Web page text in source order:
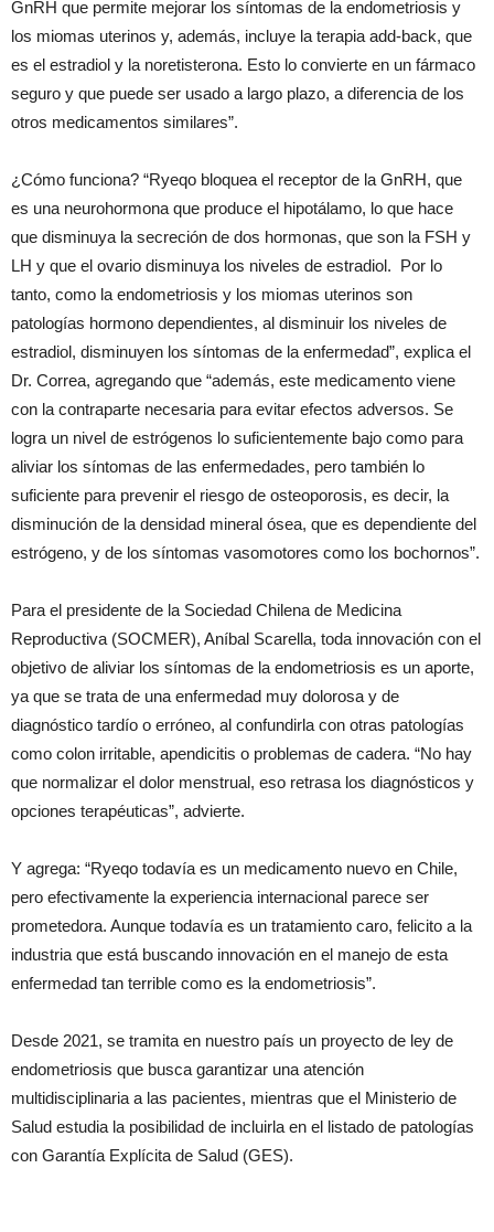
GnRH que permite mejorar los síntomas de la endometriosis y
los miomas uterinos y, además, incluye la terapia add-back, que
es el estradiol y la noretisterona. Esto lo convierte en un fármaco
seguro y que puede ser usado a largo plazo, a diferencia de los
otros medicamentos similares”.
¿Cómo funciona? “Ryeqo bloquea el receptor de la GnRH, que
es una neurohormona que produce el hipotálamo, lo que hace
que disminuya la secreción de dos hormonas, que son la FSH y
LH y que el ovario disminuya los niveles de estradiol. Por lo
tanto, como la endometriosis y los miomas uterinos son
patologías hormono dependientes, al disminuir los niveles de
estradiol, disminuyen los síntomas de la enfermedad”, explica el
Dr. Correa, agregando que “además, este medicamento viene
con la contraparte necesaria para evitar efectos adversos. Se
logra un nivel de estrógenos lo suficientemente bajo como para
aliviar los síntomas de las enfermedades, pero también lo
suficiente para prevenir el riesgo de osteoporosis, es decir, la
disminución de la densidad mineral ósea, que es dependiente del
estrógeno, y de los síntomas vasomotores como los bochornos”.
Para el presidente de la Sociedad Chilena de Medicina
Reproductiva (SOCMER), Aníbal Scarella, toda innovación con el
objetivo de aliviar los síntomas de la endometriosis es un aporte,
ya que se trata de una enfermedad muy dolorosa y de
diagnóstico tardío o erróneo, al confundirla con otras patologías
como colon irritable, apendicitis o problemas de cadera. “No hay
que normalizar el dolor menstrual, eso retrasa los diagnósticos y
opciones terapéuticas”, advierte.
Y agrega: “Ryeqo todavía es un medicamento nuevo en Chile,
pero efectivamente la experiencia internacional parece ser
prometedora. Aunque todavía es un tratamiento caro, felicito a la
industria que está buscando innovación en el manejo de esta
enfermedad tan terrible como es la endometriosis”.
Desde 2021, se tramita en nuestro país un proyecto de ley de
endometriosis que busca garantizar una atención
multidisciplinaria a las pacientes, mientras que el Ministerio de
Salud estudia la posibilidad de incluirla en el listado de patologías
con Garantía Explícita de Salud (GES).